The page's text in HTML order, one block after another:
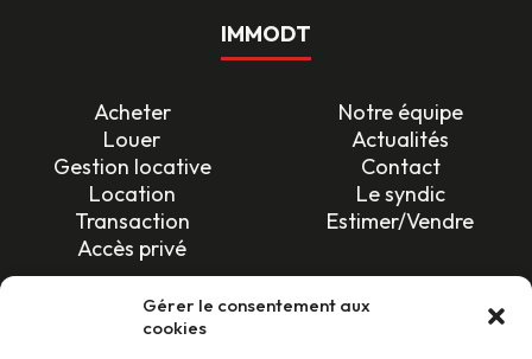
Gérer le consentement aux
cookies
IMMODT
Acheter
Notre équipe
Louer
Actualités
Gestion locative
Contact
Location
Le syndic
Transaction
Estimer/Vendre
Accès privé
SUIVEZ-NOUS !